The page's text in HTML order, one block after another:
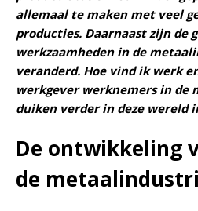
allemaal te maken met veel
producties. Daarnaast zijn de
werkzaamheden in de
veranderd. Hoe vind ik werk
werkgever werknemers in de
duiken verder in deze wereld
De ontwikkeling
de